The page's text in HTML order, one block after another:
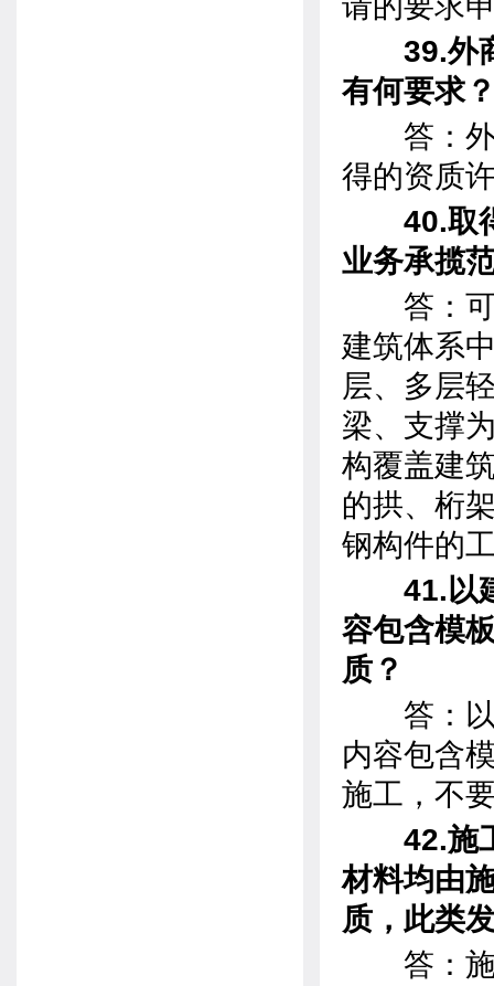
39.外商
有何要求
答：外
得的资质
40.取得
业务承揽
答：可
建筑体系
层、多层
梁、支撑
构覆盖建
的拱、桁
钢构件的
41.以建
容包含模
质？
答：以
内容包含
施工，不
42.施工
材料均由
质，此类
答：施